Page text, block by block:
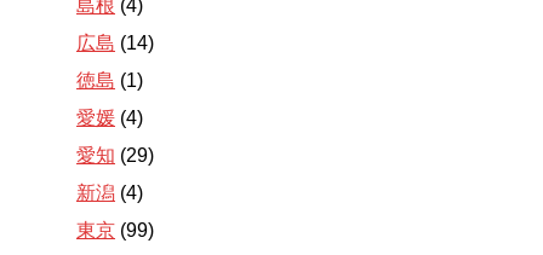
島根 (4)
広島 (14)
徳島 (1)
愛媛 (4)
愛知 (29)
新潟 (4)
東京 (99)